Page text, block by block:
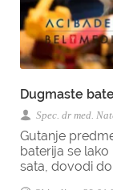
Dugmaste
Spec. dr med.
Gutanje
baterija se lako
sata, dovodi